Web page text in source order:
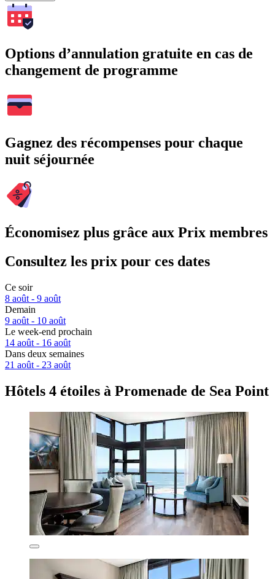
Options d’annulation gratuite en cas de
changement de programme
Gagnez des récompenses pour chaque
nuit séjournée
Économisez plus grâce aux Prix membres
Consultez les prix pour ces dates
Ce soir
8 août - 9 août
Demain
9 août - 10 août
Le week-end prochain
14 août - 16 août
Dans deux semaines
21 août - 23 août
Hôtels 4 étoiles à Promenade de Sea Point